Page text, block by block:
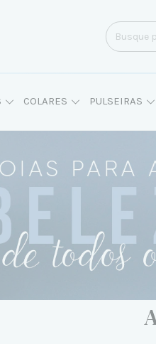
COLARES PULSEIRAS